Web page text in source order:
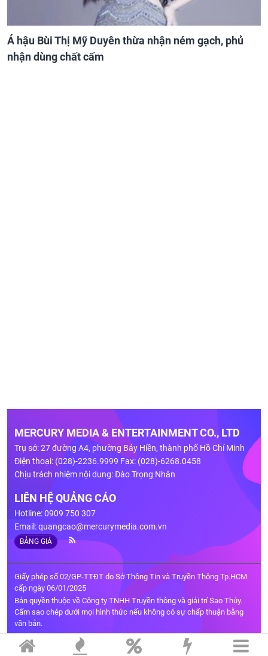
Á hậu Bùi Thị Mỹ Duyên thừa nhận ném gạch, phủ
nhận dùng chất cấm
MERCURY MEDIA & ENTERTAINMENT CO., LTD
Trụ sở: 27 đường A4, phường Bảy Hiền, thành phố Hồ Chí Minh
Điện thoại: (028)-2236.9999 Fax: (028)-6268.0458
Chịu trách nhiệm nội dung: Đào Trọng Nhân
LIÊN HỆ QUẢNG CÁO
Hotline: 0909 750 307
Email:quangcao@mercurymedia.com.vn
BẢNG GIÁ
Giấy phép số 02/GP-TTĐT do Sở Thông Tin và Truyền Thông Tp.HCM
cấp ngày 06/01/2025
Bản quyền thuộc về Công ty TNHH Truyền thông và giải trí Sao Thủy.
Cấm sao chép dưới mọi hình thức nếu không có sự chấp thuận bằng
văn bản.